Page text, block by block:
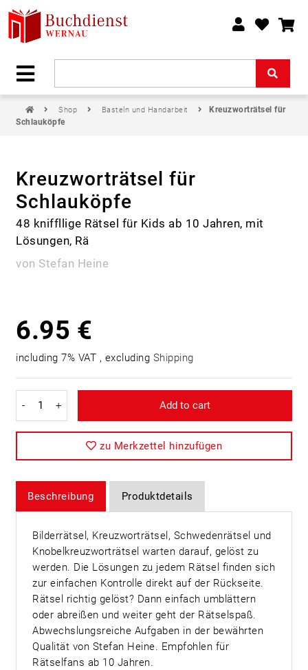
Shop Basteln und Handarbeit
Kreuzworträtsel für
Schlauköpfe
Kreuzworträtsel für
Schlauköpfe
48 kniffllige Rätsel für Kids ab 10 Jahren, mit
Lösungen, Rä
von Stefan Heine
6.95 €
including 7% VAT , excluding Shipping
- + Add to cart
zu Merkzettel hinzufügen
Beschreibung Produktdetails
Bilderrätsel, Kreuzworträtsel, Schwedenrätsel und
Knobelkreuzworträtsel warten darauf, gelöst zu
werden. Die Lösungen zu jedem Rätsel finden sich
zur einfachen Kontrolle direkt auf der Rückseite.
Rätsel richtig gelöst? Dann einfach umblättern
oder abreißen und weiter geht der Rätselspaß.
Abwechslungsreiche Aufgaben in der bewährten
Qualität von Stefan Heine. Empfohlen für
Rätselfans ab 10 Jahren.